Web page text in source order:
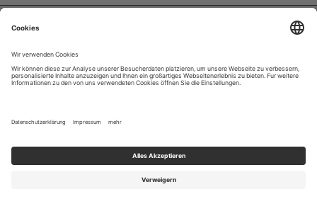
AGB
Unternehmen
© 2024 Stockerpoint E-Commerce GmbH & Co. KG